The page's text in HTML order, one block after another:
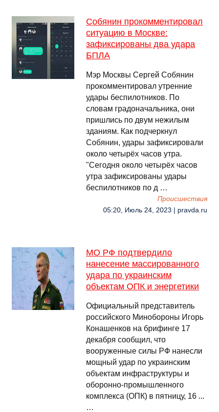
Собянин прокомментировал
ситуацию в Москве:
зафиксированы два удара
БПЛА
Мэр Москвы Сергей Собянин
прокомментировал утренние
удары беспилотников. По
словам градоначальника, они
пришлись по двум нежилым
зданиям. Как подчеркнул
Собянин, удары зафиксировали
около четырёх часов утра.
"Сегодня около четырёх часов
утра зафиксированы удары
беспилотников по д …
Происшествия
05:20, Июль 24, 2023 | pravda.ru
МО РФ подтвердило
нанесение массированного
удара по украинским
объектам ОПК и энергетики
Официальный представитель
российского Минобороны Игорь
Конашенков на брифинге 17
декабря сообщил, что
вооруженные силы РФ нанесли
мощный удар по украинским
объектам инфраструктуры и
оборонно-промышленного
комплекса (ОПК) в пятницу, 16 ...
…